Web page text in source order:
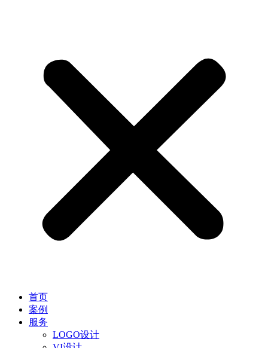
首页
案例
服务
LOGO设计